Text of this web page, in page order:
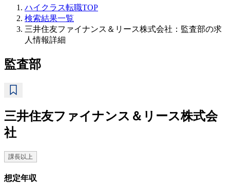
ハイクラス転職TOP
検索結果一覧
三井住友ファイナンス＆リース株式会社：監査部の求
人情報詳細
監査部
三井住友ファイナンス＆リース株式会
社
課長以上
想定年収